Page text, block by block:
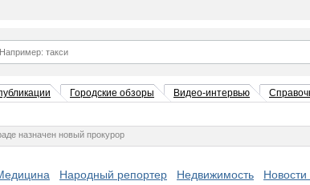
Городские обзоры Видео-интервью
назначен новый прокурор
Народный репортер Недвижимость